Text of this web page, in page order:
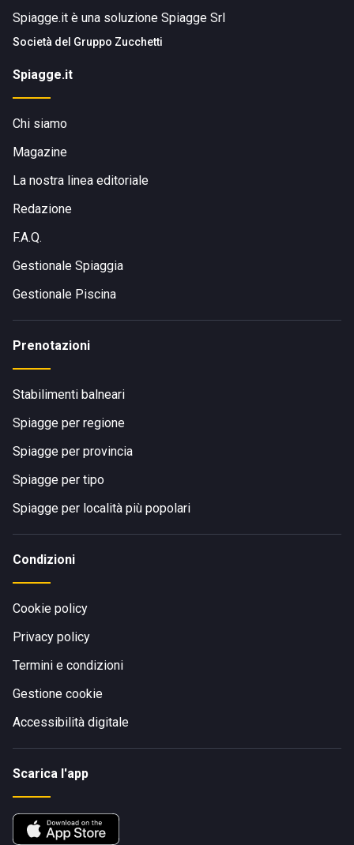
Spiagge.it è una soluzione Spiagge Srl
Società del Gruppo Zucchetti
Spiagge.it
Chi siamo
Magazine
La nostra linea editoriale
Redazione
F.A.Q.
Gestionale Spiaggia
Gestionale Piscina
Prenotazioni
Stabilimenti balneari
Spiagge per regione
Spiagge per provincia
Spiagge per tipo
Spiagge per località più popolari
Condizioni
Cookie policy
Privacy policy
Termini e condizioni
Gestione cookie
Accessibilità digitale
Scarica l'app